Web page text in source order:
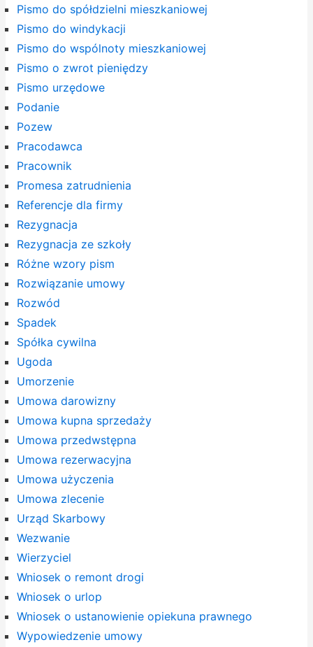
Pismo do spółdzielni mieszkaniowej
Pismo do windykacji
Pismo do wspólnoty mieszkaniowej
Pismo o zwrot pieniędzy
Pismo urzędowe
Podanie
Pozew
Pracodawca
Pracownik
Promesa zatrudnienia
Referencje dla firmy
Rezygnacja
Rezygnacja ze szkoły
Różne wzory pism
Rozwiązanie umowy
Rozwód
Spadek
Spółka cywilna
Ugoda
Umorzenie
Umowa darowizny
Umowa kupna sprzedaży
Umowa przedwstępna
Umowa rezerwacyjna
Umowa użyczenia
Umowa zlecenie
Urząd Skarbowy
Wezwanie
Wierzyciel
Wniosek o remont drogi
Wniosek o urlop
Wniosek o ustanowienie opiekuna prawnego
Wypowiedzenie umowy